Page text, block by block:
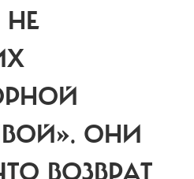
ОНИ
ВОЗВРАТ